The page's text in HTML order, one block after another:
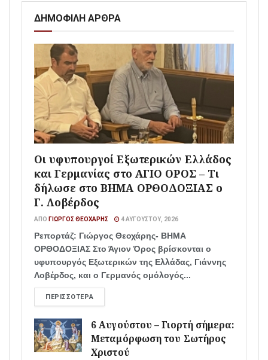
ΔΗΜΟΦΙΛΗ ΑΡΘΡΑ
Οι υφυπουργοί Εξωτερικών Ελλάδος
και Γερμανίας στο ΑΓΙΟ ΟΡΟΣ – Τι
δήλωσε στο ΒΗΜΑ ΟΡΘΟΔΟΞΙΑΣ ο
Γ. Λοβέρδος
ΑΠΌ ΓΙΏΡΓΟΣ ΘΕΟΧΆΡΗΣ 4 ΑΥΓΟΎΣΤΟΥ, 2026
Ρεπορτάζ: Γιώργος Θεοχάρης- ΒΗΜΑ
ΟΡΘΟΔΟΞΙΑΣ Στο Άγιον Όρος βρίσκονται ο
υφυπουργός Εξωτερικών της Ελλάδας, Γιάννης
Λοβέρδος, και ο Γερμανός ομόλογός...
ΠΕΡΙΣΣΌΤΕΡΑ
6 Αυγούστου – Γιορτή σήμερα:
Μεταμόρφωση του Σωτήρος
Χριστού